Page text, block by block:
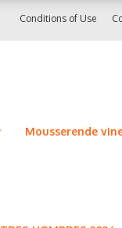
Conditions of Use
Mousserende